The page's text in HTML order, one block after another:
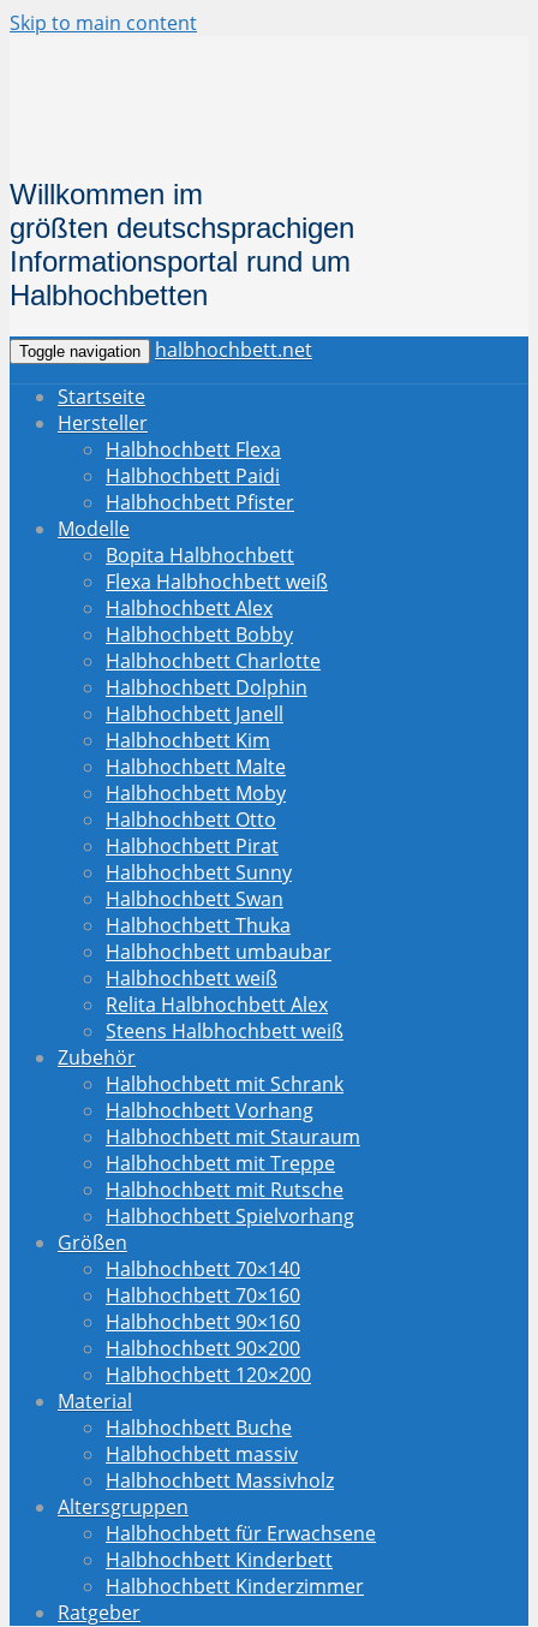
Skip to main content
Willkommen im
größten deutschsprachigen
Informationsportal rund um
Halbhochbetten
Toggle navigation
halbhochbett.net
Startseite
Hersteller
Halbhochbett Flexa
Halbhochbett Paidi
Halbhochbett Pfister
Modelle
Bopita Halbhochbett
Flexa Halbhochbett weiß
Halbhochbett Alex
Halbhochbett Bobby
Halbhochbett Charlotte
Halbhochbett Dolphin
Halbhochbett Janell
Halbhochbett Kim
Halbhochbett Malte
Halbhochbett Moby
Halbhochbett Otto
Halbhochbett Pirat
Halbhochbett Sunny
Halbhochbett Swan
Halbhochbett Thuka
Halbhochbett umbaubar
Halbhochbett weiß
Relita Halbhochbett Alex
Steens Halbhochbett weiß
Zubehör
Halbhochbett mit Schrank
Halbhochbett Vorhang
Halbhochbett mit Stauraum
Halbhochbett mit Treppe
Halbhochbett mit Rutsche
Halbhochbett Spielvorhang
Größen
Halbhochbett 70×140
Halbhochbett 70×160
Halbhochbett 90×160
Halbhochbett 90×200
Halbhochbett 120×200
Material
Halbhochbett Buche
Halbhochbett massiv
Halbhochbett Massivholz
Altersgruppen
Halbhochbett für Erwachsene
Halbhochbett Kinderbett
Halbhochbett Kinderzimmer
Ratgeber